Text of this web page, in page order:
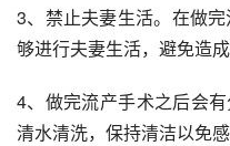
3、禁止夫妻生活。在做
够进行夫妻生活，避免造成
4、做完流产手术之后会
清水清洗，保持清洁以免感